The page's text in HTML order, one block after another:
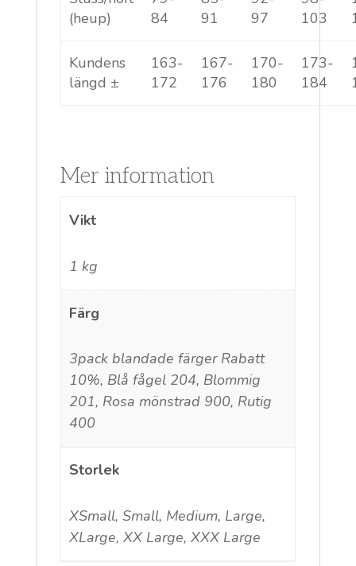
(heup)
84
91
97
103
Kundens
längd ±
163-
172
167-
176
170-
180
173-
184
Mer information
Vikt
1 kg
Färg
3pack blandade färger Rabatt
10%, Blå fågel 204, Blommig
201, Rosa mönstrad 900, Rutig
400
Storlek
XSmall, Small, Medium, Large,
XLarge, XX Large, XXX Large